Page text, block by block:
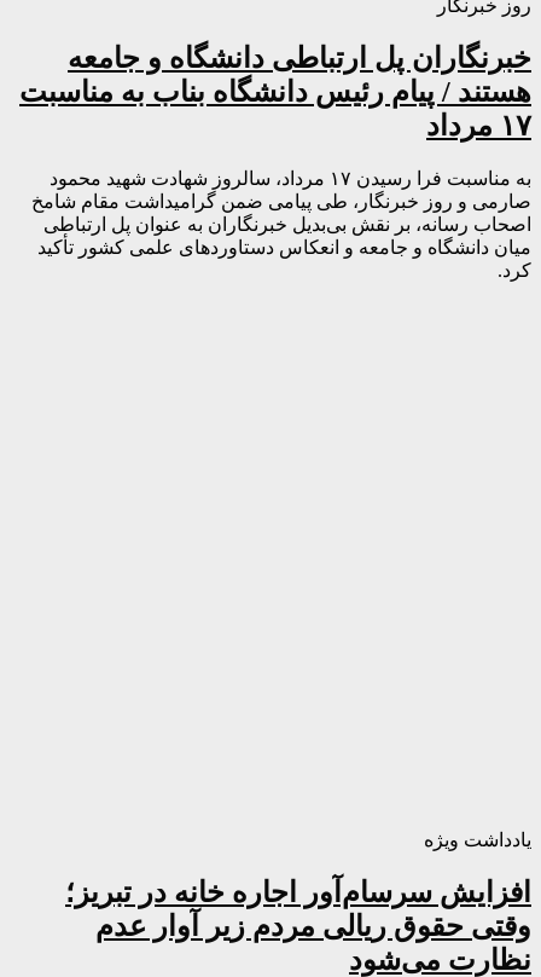
روز خبرنگار
خبرنگاران پل ارتباطی دانشگاه و جامعه
هستند / پیام رئیس دانشگاه بناب به مناسبت
۱۷ مرداد
به مناسبت فرا رسیدن ۱۷ مرداد، سالروز شهادت شهید محمود
صارمی و روز خبرنگار، طی پیامی ضمن گرامیداشت مقام شامخ
اصحاب رسانه، بر نقش بی‌بدیل خبرنگاران به عنوان پل ارتباطی
میان دانشگاه و جامعه و انعکاس دستاوردهای علمی کشور تأکید
کرد.
یادداشت ویژه
افزایش سرسام‌آور اجاره خانه در تبریز؛
وقتی حقوق ریالی مردم زیر آوار عدم
نظارت می‌شود